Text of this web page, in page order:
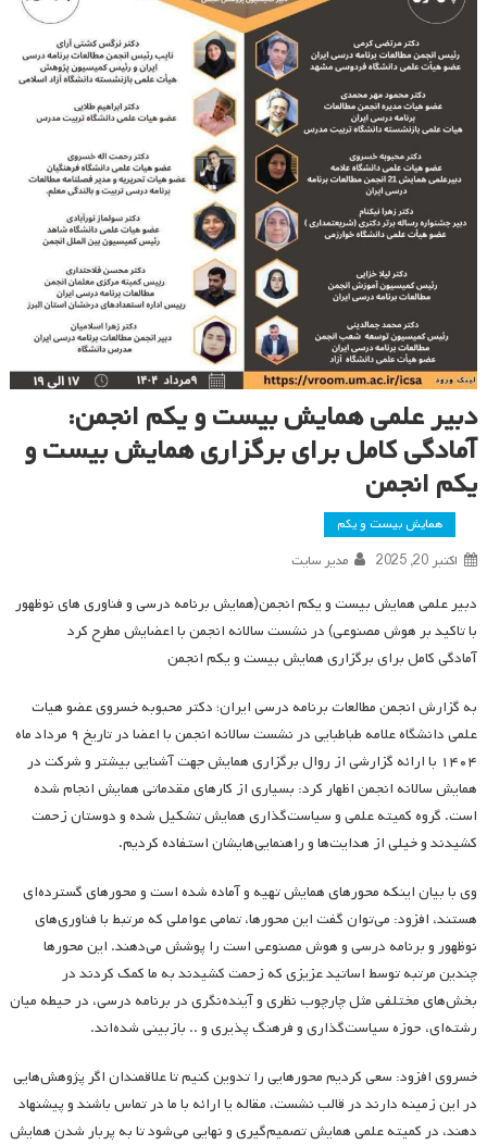
دبیر علمی همایش بیست و یکم انجمن:
آمادگی کامل برای برگزاری همایش بیست و
یکم انجمن
همایش بیست و یکم
اکتبر 20, 2025 مدیر سایت
دبیر علمی همایش بیست و یکم انجمن(همایش برنامه درسی و فناوری های نوظهور
با تاکید بر هوش مصنوعی) در نشست سالانه انجمن با اعضایش مطرح کرد
آمادگی کامل برای برگزاری همایش بیست و یکم انجمن
به گزارش انجمن مطالعات برنامه درسی ایران؛ دکتر محبوبه خسروی عضو هیات
علمی دانشگاه علامه طباطبایی در نشست سالانه انجمن با اعضا در تاریخ ۹ مرداد ماه
۱۴۰۴ با ارائه گزارشی از روال برگزاری همایش جهت آشنایی بیشتر و شرکت در
همایش سالانه انجمن اظهار کرد: بسیاری از کارهای مقدماتی همایش انجام شده
است. گروه کمیته علمی و سیاست‌گذاری همایش تشکیل شده و دوستان زحمت
کشیدند و خیلی از هدایت‌ها و راهنمایی‌هایشان استفاده کردیم.
وی با بیان اینکه محورهای همایش تهیه و آماده شده است و محورهای گسترده‌ای
هستند، افزود: می‌توان گفت این محورها، تمامی عواملی که مرتبط با فناوری‌های
نوظهور و برنامه درسی و هوش مصنوعی است را پوشش می‌دهند. این محورها
چندین مرتبه توسط اساتید عزیزی که زحمت کشیدند به ما کمک کردند در
بخش‌‌های مختلفی مثل چارچوب نظری و آینده‌نگری در برنامه درسی، در حیطه میان
رشته‌ای، حوزه سیاست‌گذاری و فرهنگ پذیری و .. بازبینی شده‌اند.
خسروی افزود: سعی کردیم محورهایی را تدوین کنیم تا علاقمندان اگر پژوهش‌هایی
در این زمینه دارند در قالب نشست، مقاله یا ارائه با ما در تماس باشند و پیشنهاد
دهند، در کمیته علمی همایش تصمیم‌گیری و نهایی می‌شود تا به پربار شدن همایش